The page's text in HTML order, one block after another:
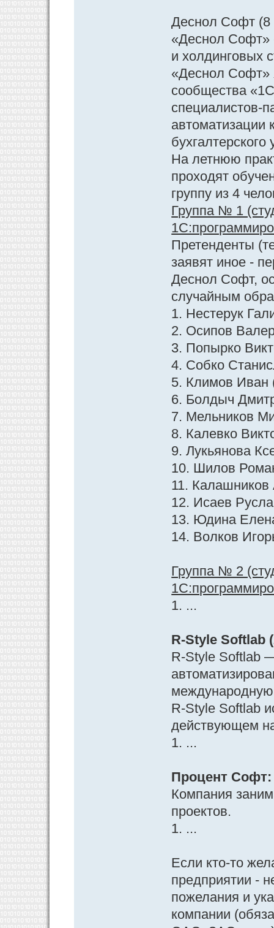
Деснол Софт (8
«Деснол Софт»
и холдинговых
«Деснол Софт»
сообщества
специалистов-
автоматизации
На летнюю
проходят
группу из 4
Группа № 1
Претенденты
заявят иное -
Деснол Софт,
случайным
1. Нестерук
2. Осипов
3. Попырко
4. Собко
5. Климов
6. Болдыч
7. Мельников
8. Калевко
9. Лукьянова
10. Шилов
11.
12. Исаев
13. Юдина
14. Волков
Группа № 2
1. ...
R-Style Softlab
R-Style Softlab
R-Style Softlab
действующем
1. ...
Процент Софт:
Компания
проектов.
1. ...
Если кто-то
предприятии -
пожелания и
компании